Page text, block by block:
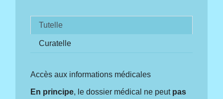
Tutelle
Curatelle
Accès aux informations médicales
En principe, le dossier médical ne peut pas